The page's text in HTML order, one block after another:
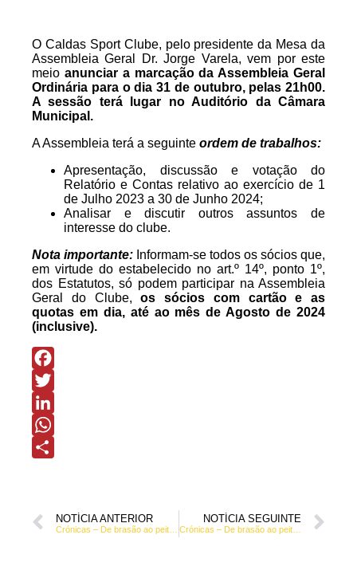
O Caldas Sport Clube, pelo presidente da Mesa da
Assembleia Geral Dr. Jorge Varela, vem por este
meio anunciar a marcação da Assembleia Geral
Ordinária para o dia 31 de outubro, pelas 21h00.
A sessão terá lugar no Auditório da Câmara
Municipal.
A Assembleia terá a seguinte ordem de trabalhos:
Apresentação, discussão e votação do
Relatório e Contas relativo ao exercício de 1
de Julho 2023 a 30 de Junho 2024;
Analisar e discutir outros assuntos de
interesse do clube.
Nota importante: Informam-se todos os sócios que,
em virtude do estabelecido no art.º 14º, ponto 1º,
dos Estatutos, só podem participar na Assembleia
Geral do Clube,os sócios com cartão e as
quotas em dia, até ao mês de Agosto de 2024
(inclusive).
Facebook
Twitter
LinkedIn
WhatsApp
NOTÍCIA ANTERIOR NOTÍCIA SEGUINTE
Crónicas – De brasão ao peito e caneta na mão.